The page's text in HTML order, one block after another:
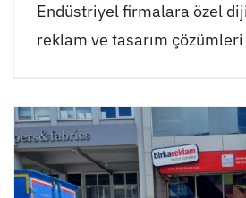
Endüstriyel firmalara özel
reklam ve tasarım